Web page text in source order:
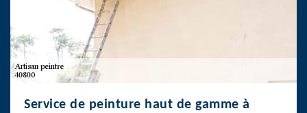
Service de peinture haut de gamme à